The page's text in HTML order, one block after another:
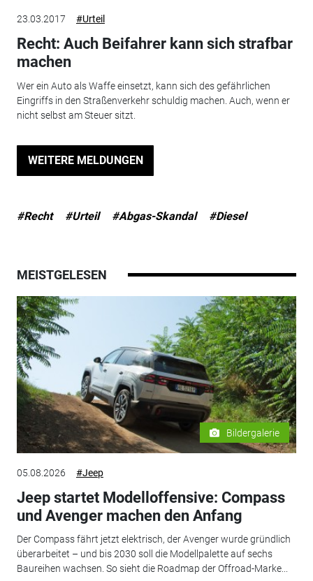
23.03.2017 #Urteil
Recht: Auch Beifahrer kann sich strafbar
machen
Wer ein Auto als Waffe einsetzt, kann sich des gefährlichen
Eingriffs in den Straßenverkehr schuldig machen. Auch, wenn er
nicht selbst am Steuer sitzt.
WEITERE MELDUNGEN
#Recht #Urteil #Abgas-Skandal #Diesel
MEISTGELESEN
Bildergalerie
05.08.2026 #Jeep
Jeep startet Modelloffensive: Compass
und Avenger machen den Anfang
Der Compass fährt jetzt elektrisch, der Avenger wurde gründlich
überarbeitet – und bis 2030 soll die Modellpalette auf sechs
Baureihen wachsen. So sieht die Roadmap der Offroad-Marke...